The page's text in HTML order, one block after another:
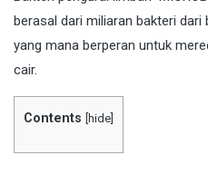
berasal dari miliaran bakteri
yang mana berperan untuk
cair.
Contents hide